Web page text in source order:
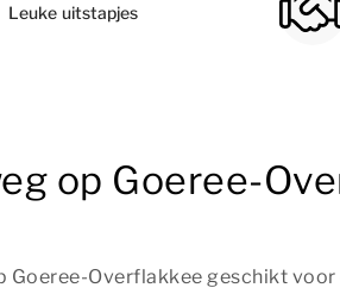
Leuke uitstapjes
op Goeree-
Goeree-Overflakkee geschikt